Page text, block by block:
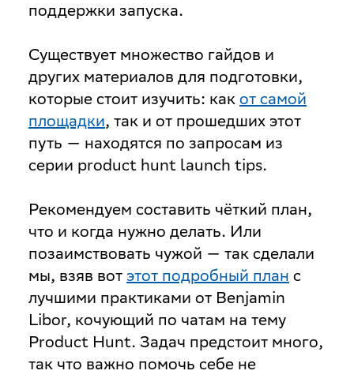
поддержки запуска.
Существует множество гайдов и
других материалов для подготовки,
которые стоит изучить: как от самой
площадки, так и от прошедших этот
путь — находятся по запросам из
серии product hunt launch tips.
Рекомендуем составить чёткий план,
что и когда нужно делать. Или
позаимствовать чужой — так сделали
мы, взяв вот этот подробный план с
лучшими практиками от Benjamin
Libor, кочующий по чатам на тему
Product Hunt. Задач предстоит много,
так что важно помочь себе не